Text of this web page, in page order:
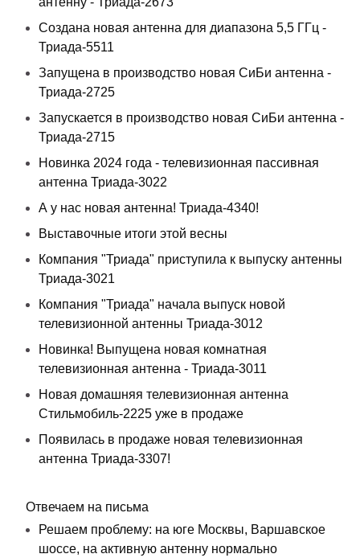
Создана новая антенна для диапазона 5,5 ГГц -
Триада-5511
Запущена в производство новая СиБи антенна -
Триада-2725
Запускается в производство новая СиБи антенна -
Триада-2715
Новинка 2024 года - телевизионная пассивная
антенна Триада-3022
А у нас новая антенна! Триада-4340!
Выставочные итоги этой весны
Компания "Триада" приступила к выпуску антенны
Триада-3021
Компания "Триада" начала выпуск новой
телевизионной антенны Триада-3012
Новинка! Выпущена новая комнатная
телевизионная антенна - Триада-3011
Новая домашняя телевизионная антенна
Стильмобиль-2225 уже в продаже
Появилась в продаже новая телевизионная
антенна Триада-3307!
Отвечаем на письма
Решаем проблему: на юге Москвы, Варшавское
шоссе, на активную антенну нормально